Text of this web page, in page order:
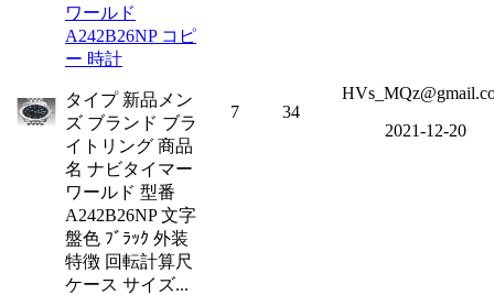
ワールド
A242B26NP コピ
ー 時計
タイプ 新品メン
ズ ブランド ブラ
イトリング 商品
名 ナビタイマー
ワールド 型番
A242B26NP 文字
盤色 ﾌﾞﾗｯｸ 外装
特徴 回転計算尺
ケース サイズ...
7 34
2021-12-20